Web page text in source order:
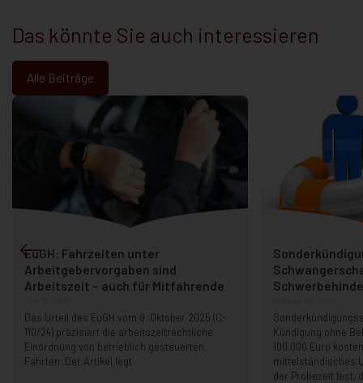
Das könnte Sie auch interessieren
Alle Beiträge
EuGH: Fahrzeiten unter
Arbeitgebervorgaben sind
Arbeitszeit – auch für Mitfahrende
Das Urteil des EuGH vom 9. Oktober 2025 (C-
110/24) präzisiert die arbeitszeitrechtliche
Einordnung von betrieblich gesteuerten
Fahrten. Der Artikel legt
Kündigung ohne
100.000 Euro
mittelständisches
der Probezeit fest,